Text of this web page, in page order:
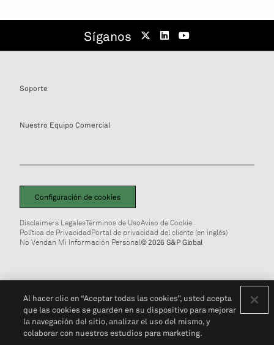
Síganos
Soporte
Nuestro Equipo Comercial
Configuración de cookies
Disclaimers LegalesTérminos de UsoAviso de Cookie
Política de PrivacidadPortal de privacidad del cliente (en inglés)
No Vendan Mi Información Personal© 2026 S&P Global
Al hacer clic en “Aceptar todas las cookies”, usted acepta
que las cookies se guarden en su dispositivo para mejorar
la navegación del sitio, analizar el uso del mismo, y
colaborar con nuestros estudios para marketing.